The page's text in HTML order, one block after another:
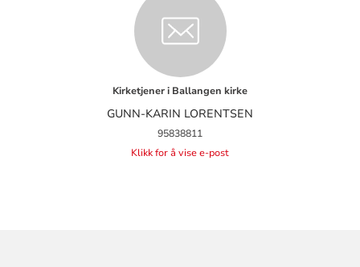
Kirketjener i Ballangen kirke
GUNN-KARIN LORENTSEN
95838811
Klikk for å vise e-post